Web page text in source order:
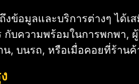
ข้อมูลและบริการต่างๆ ได้
บความพร้อมในการพกพา,
น, บนรถ, หรือเมื่อคอยที่ร้า